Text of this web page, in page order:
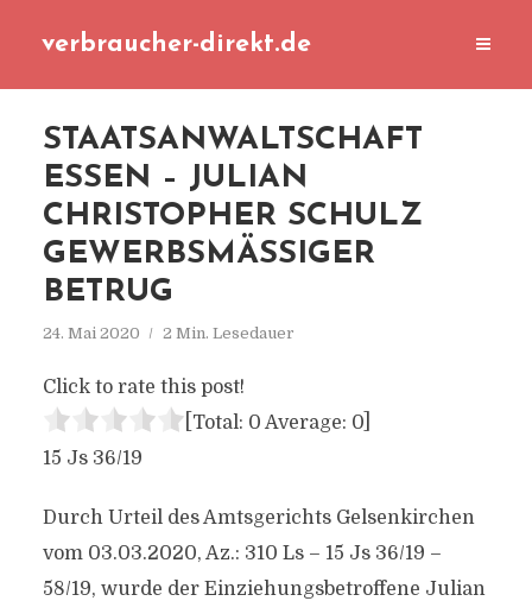
verbraucher-direkt.de
STAATSANWALTSCHAFT
ESSEN – JULIAN
CHRISTOPHER SCHULZ
GEWERBSMÄSSIGER B
ETRUG
24. Mai 2020 2 Min. Lesedauer
Click to rate this post!
[Total: 0 Average: 0]
15 Js 36/19
Durch Urteil des Amtsgerichts Gelsenkirchen
vom 03.03.2020, Az.: 310 Ls – 15 Js 36/19 –
58/19, wurde der Einziehungsbetroffene Julian